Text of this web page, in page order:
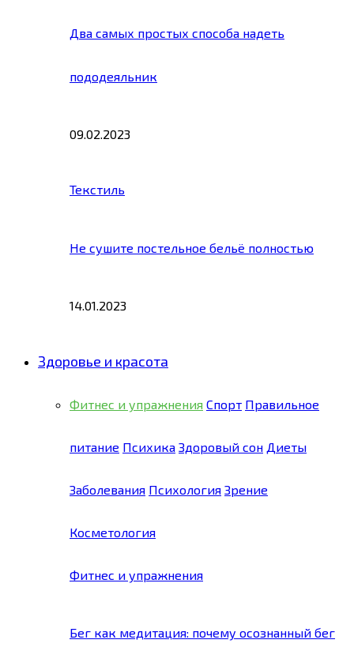
Два самых простых способа надеть
пододеяльник
09.02.2023
Текстиль
Не сушите постельное бельё полностью
14.01.2023
Здоровье и красота
Фитнес и упражнения Спорт Правильное
питание Психика Здоровый сон Диеты
Заболевания Психология Зрение
Косметология
Фитнес и упражнения
Бег как медитация: почему осознанный бег